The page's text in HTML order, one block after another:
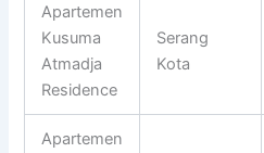
Apartemen
Kusuma
Atmadja
Residence
Serang
Kota
Apartemen